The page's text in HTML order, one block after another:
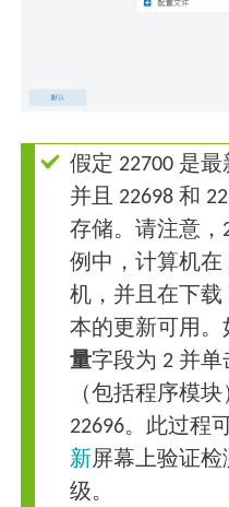
假定 22700 是
并且 22698 和
存储。请注意，
例中，计算机在
机，并且在下载
本的更新可用。
量字段为 2 并单
（包括程序模
22696。此过程
新屏幕上验证
级。